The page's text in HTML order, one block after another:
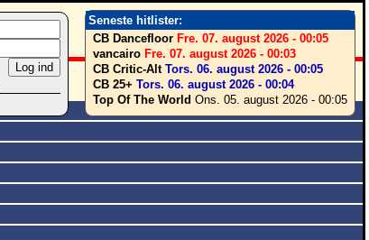
Seneste hitlister:
CB Dancefloor Fre. 07. august 2026 - 00:05
vancairo Fre. 07. august 2026 - 00:03
CB Critic-Alt Tors. 06. august 2026 - 00:05
CB 25+ Tors. 06. august 2026 - 00:04
Top Of The World Ons. 05. august 2026 - 00:05